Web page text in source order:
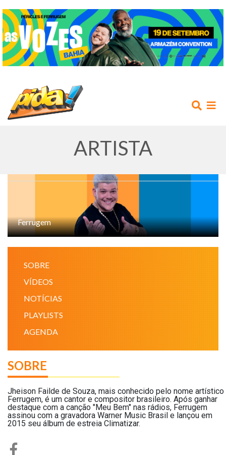
INÍCIO
AGENDA
NOTÍCIAS
ARTISTA
Ferrugem
SOBRE
VÍDEOS
NOTÍCIAS
PLAYLISTS
AGENDA
SOBRE
Jheison Failde de Souza, mais conhecido pelo nome artístico
Ferrugem, é um cantor e compositor brasileiro. Após ganhar
destaque com a canção "Meu Bem" nas rádios, Ferrugem
assinou com a gravadora Warner Music Brasil e lançou em
2015 seu álbum de estreia Climatizar.